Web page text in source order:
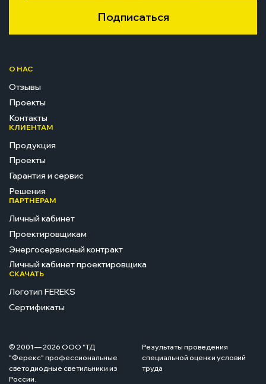
Подписаться
О НАС
Отзывы
Проекты
Контакты
КЛИЕНТАМ
Продукция
Проекты
Гарантия и сервис
Решения
ПАРТНЕРАМ
Личный кабинет
Проектировщикам
Энергосервисный контракт
Личный кабинет проектировщика
СКАЧАТЬ
Логотип FEREKS
Сертификаты
© 2001 — 2026 ООО "ТД
"Ферекс" профессиональные
светодиодные светильники из
России.
Результаты проведения
специальной оценки условий
труда